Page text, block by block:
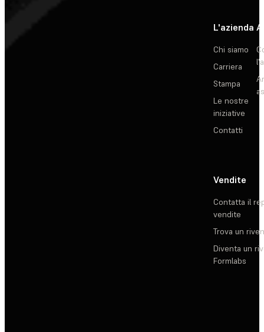
L'azienda
Chi siamo
Carriera
Stampa
Le nostre
iniziative
Contatti
Vendite
Contatta il
vendite
Trova un
Diventa un
Formlabs